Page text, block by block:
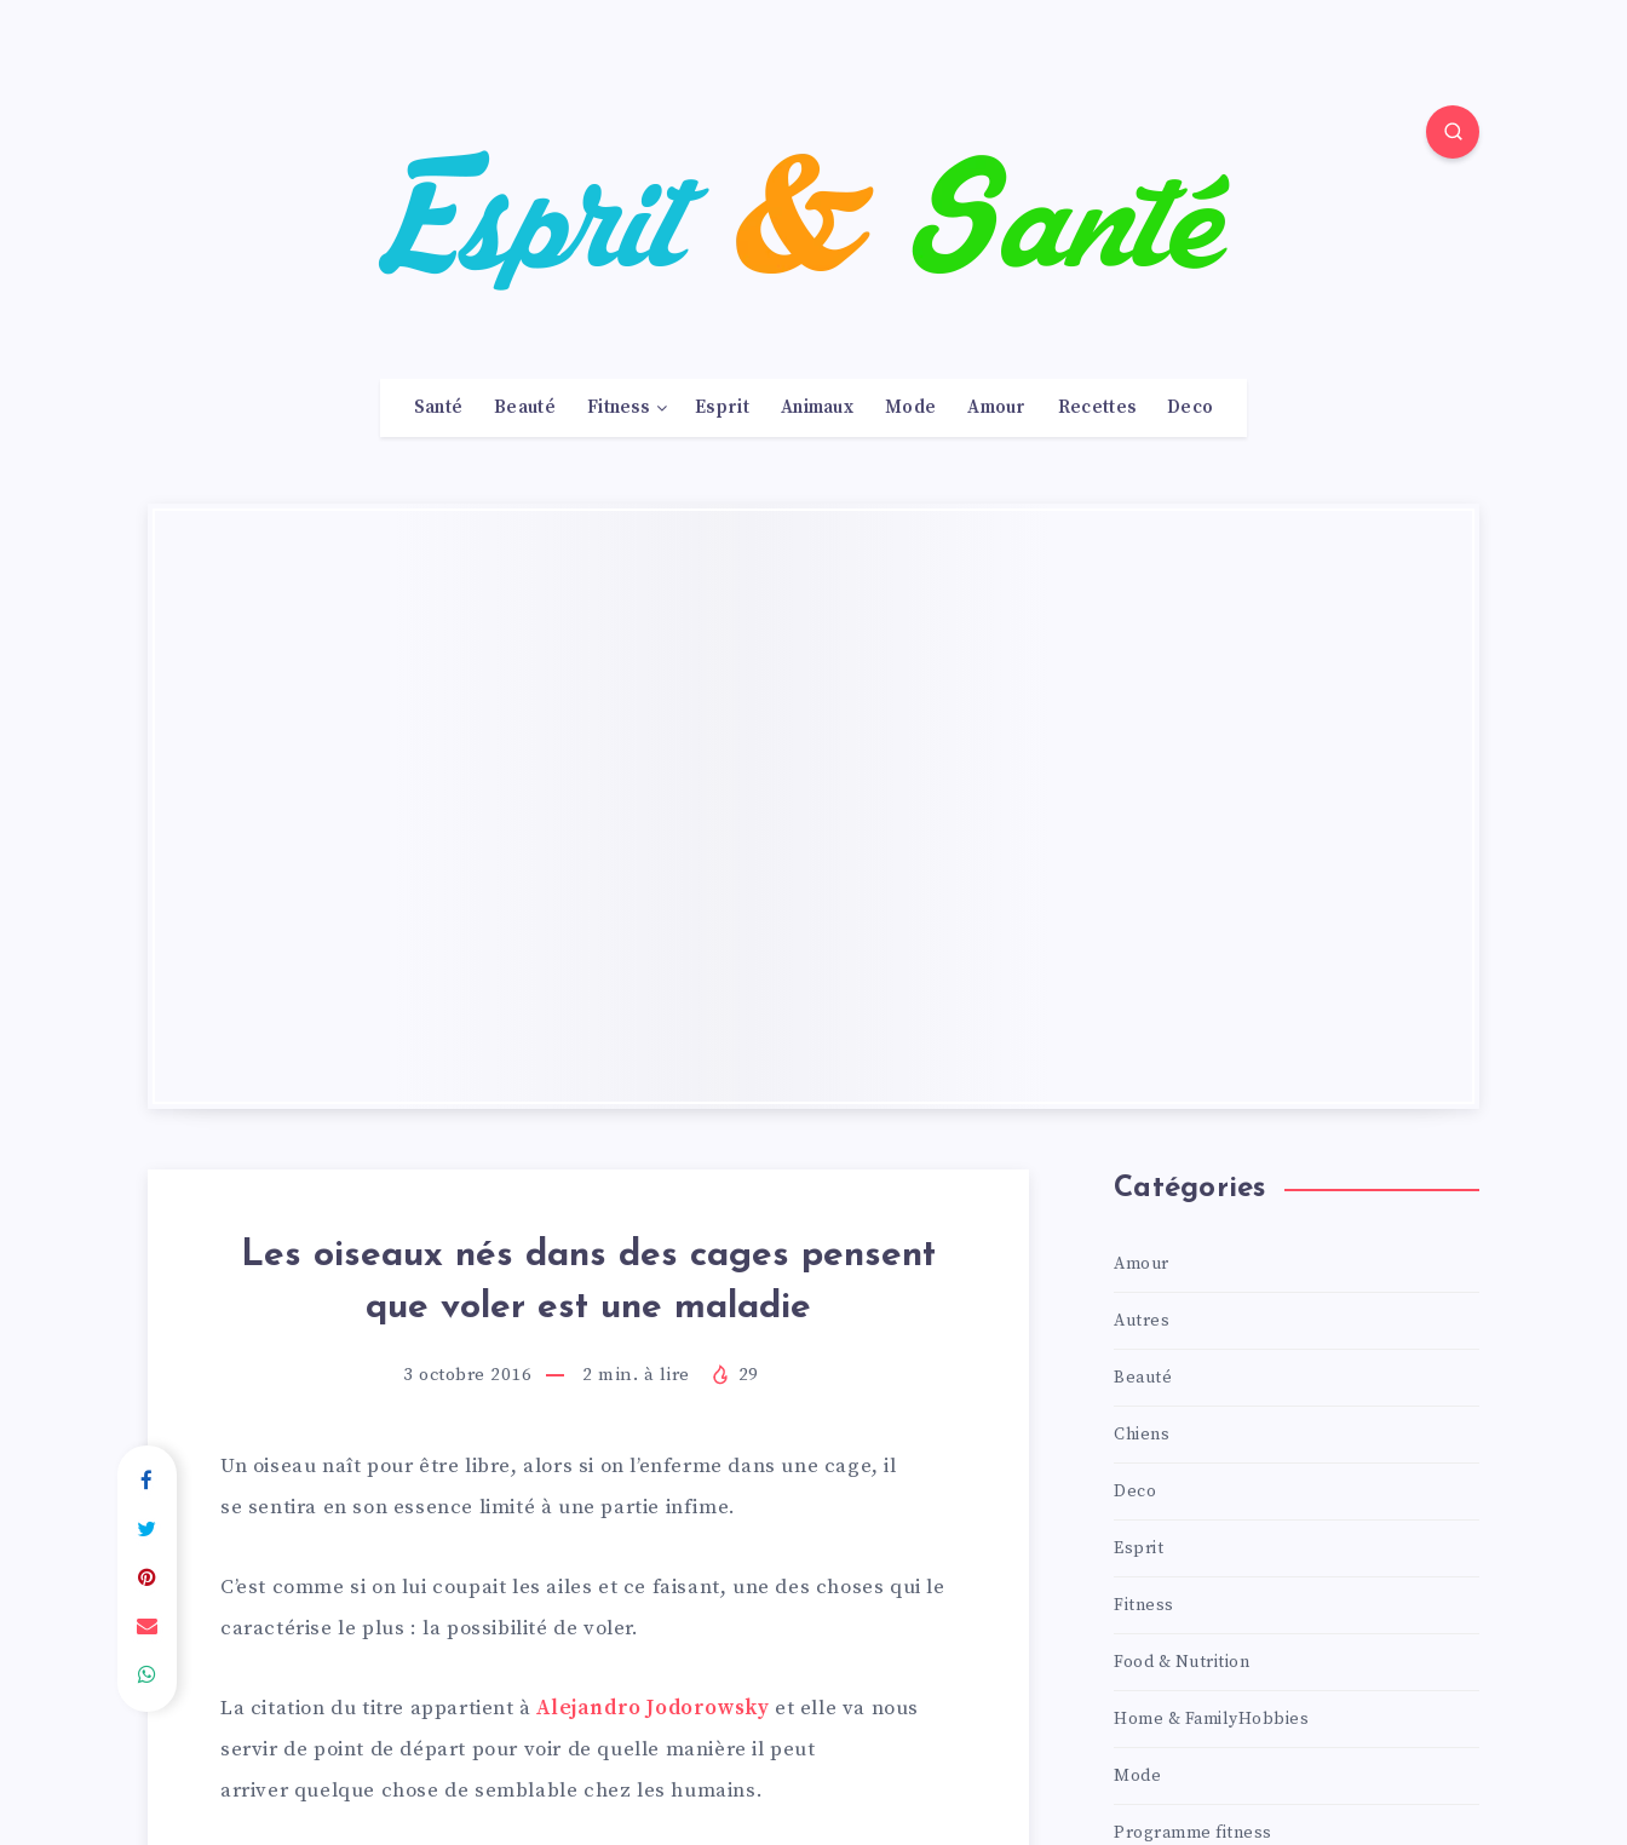
Santé Beauté Fitness Esprit Animaux Mode Amour Recettes Deco
Les oiseaux nés dans des cages pensent
que voler est une maladie
3 octobre 2016 2 min. à lire 29
Un oiseau naît pour être libre, alors si on l’enferme dans une cage, il
se sentira en son essence limité à une partie infime.
C’est comme si on lui coupait les ailes et ce faisant, une des choses qui le
caractérise le plus : la possibilité de voler.
La citation du titre appartient àAlejandro Jodorowsky et elle va nous
servir de point de départ pour voir de quelle manière il peut
arriver quelque chose de semblable chez les humains.
Catégories
Amour
Autres
Beauté
Chiens
Deco
Esprit
Fitness
Food & Nutrition
Home & FamilyHobbies
Mode
Programme fitness